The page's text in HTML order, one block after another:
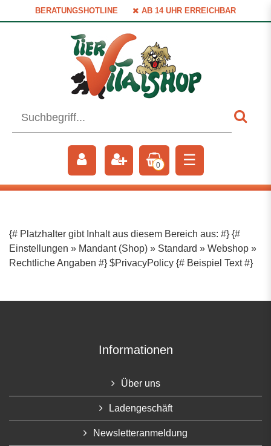
BERATUNGSHOTLINE AB 14 UHR ERREICHBAR
0 ☰
{# Platzhalter gibt Inhalt aus diesem Bereich aus: #} {#
Einstellungen » Mandant (Shop) » Standard » Webshop »
Rechtliche Angaben #} $PrivacyPolicy {# Beispiel Text #}
Informationen
Über uns
Ladengeschäft
Newsletteranmeldung